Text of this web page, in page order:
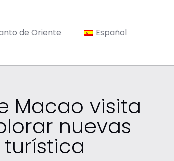
de Oriente Español
Macao visita
nuevas